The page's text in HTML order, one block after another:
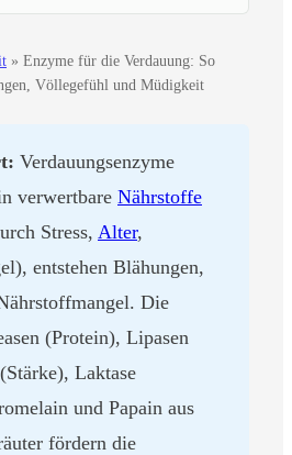
» Enzyme für die Verdauung: So
Völlegefühl und Müdigkeit
Verdauungsenzyme
verwertbare Nährstoffe
Stress, Alter,
entstehen Blähungen,
Die
(Protein), Lipasen
Laktase
und Papain aus
fördern die